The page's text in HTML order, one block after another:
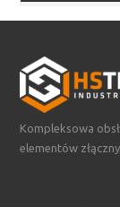
Kompleksowa
elementów